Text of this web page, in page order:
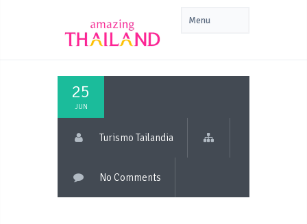
25
JUN
Turismo Tailandia
No Comments